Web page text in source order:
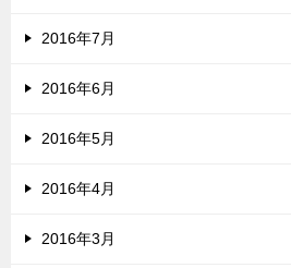
2016年7月
2016年6月
2016年5月
2016年4月
2016年3月